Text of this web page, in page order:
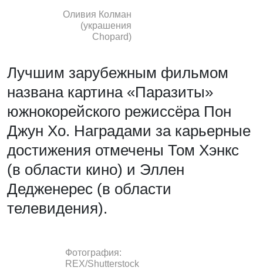
Оливия Колман
(украшения
Chopard)
Лучшим зарубежным фильмом
названа картина «Паразиты»
южнокорейского режиссёра Пон
Джун Хо. Наградами за карьерные
достижения отмечены Том Хэнкс
(в области кино) и Эллен
Дедженерес (в области
телевидения).
Фотография:
REX/Shutterstock